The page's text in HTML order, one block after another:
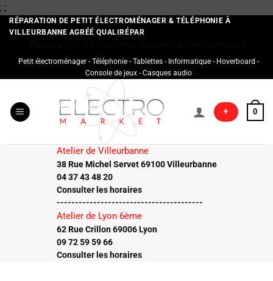
; ;Passer
au
contenu
RÉPARATION DE PETIT ÉLECTROMÉNAGER & TÉLÉPHONIE À
VILLEURBANNE AGRÉÉ QUALIRÉPAR
Petit électroménager - Téléphonie - Tablettes - Informatique - Hoverboard -
Console de jeux - Casques audio
+ 0
Atelier de Villeurbanne
38 Rue Michel Servet 69100 Villeurbanne
04 37 43 48 20
Consulter les horaires
----------------------------------------
Atelier de Lyon 6ème
62 Rue Crillon 69006 Lyon
09 72 59 59 66
Consulter les horaires